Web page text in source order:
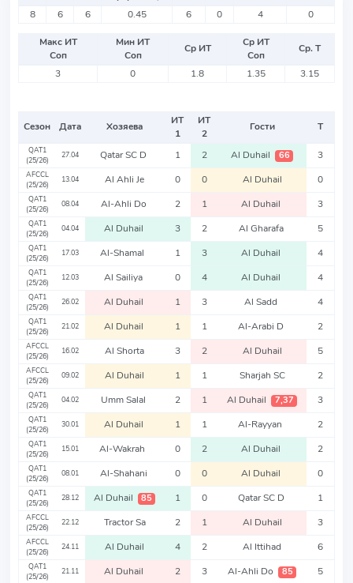
8
6 6 0.45 6 0 4 0
Макс ИТ
Соп
Мин ИТ
Соп
Ср ИТ
Ср ИТ
Соп
Ср. Т
3
0 1.8 1.35 3.15
Сезон Дата Хозяева
ИТ
1
ИТ
2
Гости Т
QAT1
(25/26)
27.04 Qatar SC D 1 2 Al Duhail 66 3
AFCCL
(25/26)
13.04 Al Ahli Je 0 0 Al Duhail 0
QAT1
(25/26)
08.04 Al-Ahli Do 2 1 Al Duhail 3
QAT1
(25/26)
04.04 Al Duhail 3 2 Al Gharafa 5
QAT1
(25/26)
17.03 Al-Shamal 1 3 Al Duhail 4
QAT1
(25/26)
12.03 Al Sailiya 0 4 Al Duhail 4
QAT1
(25/26)
26.02 Al Duhail 1 3 Al Sadd 4
QAT1
(25/26)
21.02 Al Duhail 1 1 Al-Arabi D 2
AFCCL
(25/26)
16.02 Al Shorta 3 2 Al Duhail 5
AFCCL
(25/26)
09.02 Al Duhail 1 1 Sharjah SC 2
QAT1
(25/26)
04.02 Umm Salal 2 1 Al Duhail 7,37 3
QAT1
(25/26)
30.01 Al Duhail 1 1 Al-Rayyan 2
QAT1
(25/26)
15.01 Al-Wakrah 0 2 Al Duhail 2
QAT1
(25/26)
08.01 Al-Shahani 0 0 Al Duhail 0
QAT1
(25/26)
28.12 Al Duhail 85 1 0 Qatar SC D 1
AFCCL
(25/26)
22.12 Tractor Sa 2 1 Al Duhail 3
AFCCL
(25/26)
24.11 Al Duhail 4 2 Al Ittihad 6
QAT1
(25/26)
21.11 Al Duhail 2 3 Al-Ahli Do 85 5